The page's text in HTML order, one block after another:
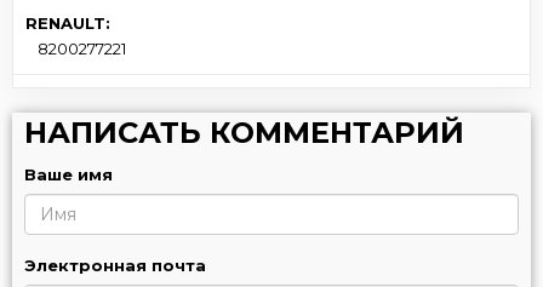
RENAULT:
8200277221
НАПИСАТЬ КОММЕНТАРИЙ
Ваше имя
Электронная почта